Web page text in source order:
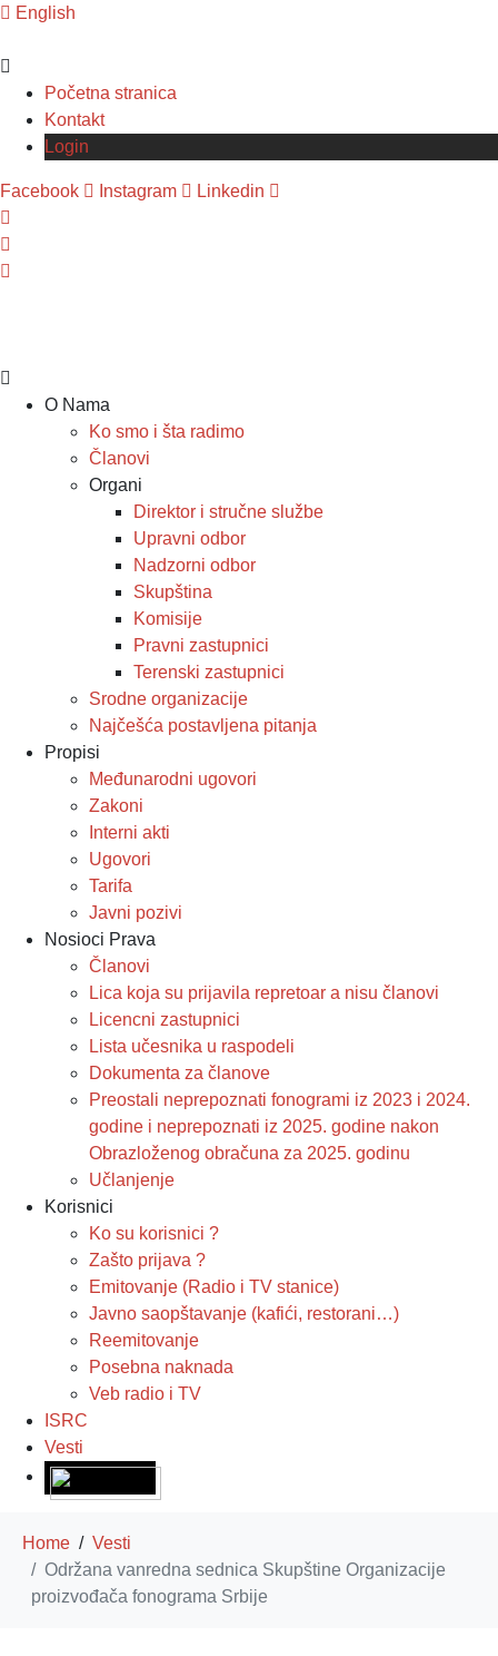
English
Početna stranica
Kontakt
Login
Facebook Instagram Linkedin
O Nama
Ko smo i šta radimo
Članovi
Organi
Direktor i stručne službe
Upravni odbor
Nadzorni odbor
Skupština
Komisije
Pravni zastupnici
Terenski zastupnici
Srodne organizacije
Najčešća postavljena pitanja
Propisi
Međunarodni ugovori
Zakoni
Interni akti
Ugovori
Tarifa
Javni pozivi
Nosioci Prava
Članovi
Lica koja su prijavila repretoar a nisu članovi
Licencni zastupnici
Lista učesnika u raspodeli
Dokumenta za članove
Preostali neprepoznati fonogrami iz 2023 i 2024.
godine i neprepoznati iz 2025. godine nakon
Obrazloženog obračuna za 2025. godinu
Učlanjenje
Korisnici
Ko su korisnici ?
Zašto prijava ?
Emitovanje (Radio i TV stanice)
Javno saopštavanje (kafići, restorani…)
Reemitovanje
Posebna naknada
Veb radio i TV
ISRC
Vesti
Home
Vesti
Održana vanredna sednica Skupštine Organizacije
proizvođača fonograma Srbije